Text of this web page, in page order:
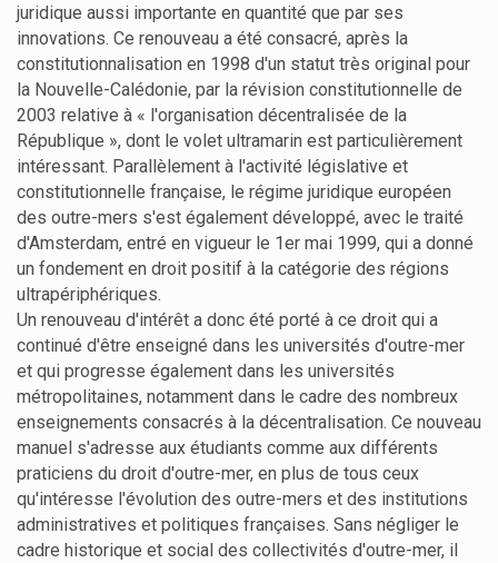
juridique aussi importante en quantité que par ses
innovations. Ce renouveau a été consacré, après la
constitutionnalisation en 1998 d'un statut très original pour
la Nouvelle-Calédonie, par la révision constitutionnelle de
2003 relative à « l'organisation décentralisée de la
République », dont le volet ultramarin est particulièrement
intéressant. Parallèlement à l'activité législative et
constitutionnelle française, le régime juridique européen
des outre-mers s'est également développé, avec le traité
d'Amsterdam, entré en vigueur le 1er mai 1999, qui a donné
un fondement en droit positif à la catégorie des régions
ultrapériphériques.
Un renouveau d'intérêt a donc été porté à ce droit qui a
continué d'être enseigné dans les universités d'outre-mer
et qui progresse également dans les universités
métropolitaines, notamment dans le cadre des nombreux
enseignements consacrés à la décentralisation. Ce nouveau
manuel s'adresse aux étudiants comme aux différents
praticiens du droit d'outre-mer, en plus de tous ceux
qu'intéresse l'évolution des outre-mers et des institutions
administratives et politiques françaises. Sans négliger le
cadre historique et social des collectivités d'outre-mer, il